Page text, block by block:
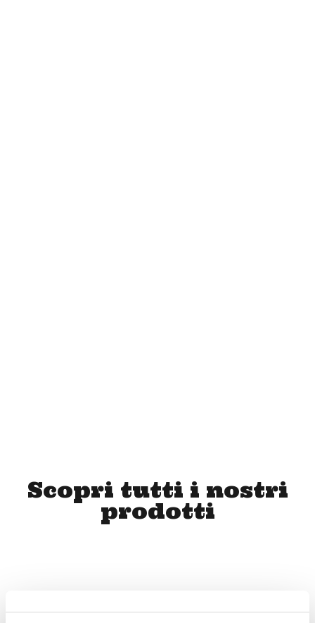
Scopri tutti i nostri
prodotti